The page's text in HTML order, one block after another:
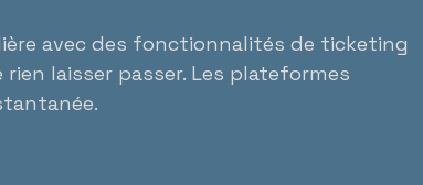
avec des fonctionnalités de ticketing
laisser passer. Les plateformes